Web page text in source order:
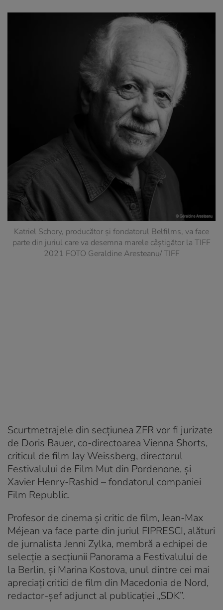
Katriel Schory, producător și fondatorul Belfilms, va face
parte din juriul care va desemna marele câștigător la TIFF
2021 FOTO Geraldine Aresteanu/ TIFF
Scurtmetrajele din secțiunea ZFR vor fi jurizate
de Doris Bauer, co-directoarea Vienna Shorts,
criticul de film Jay Weissberg, directorul
Festivalului de Film Mut din Pordenone, și
Xavier Henry-Rashid – fondatorul companiei
Film Republic.
Profesor de cinema și critic de film, Jean-Max
Méjean va face parte din juriul FIPRESCI, alături
de jurnalista Jenni Zylka, membră a echipei de
selecție a secțiunii Panorama a Festivalului de
la Berlin, și Marina Kostova, unul dintre cei mai
apreciați critici de film din Macedonia de Nord,
redactor-șef adjunct al publicaţiei „SDK”.